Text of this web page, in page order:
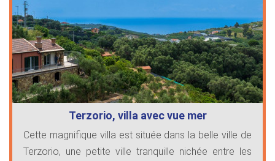
Terzorio, villa avec vue mer
Cette magnifique villa est située dans la belle ville de
Terzorio, une petite ville tranquille nichée entre les